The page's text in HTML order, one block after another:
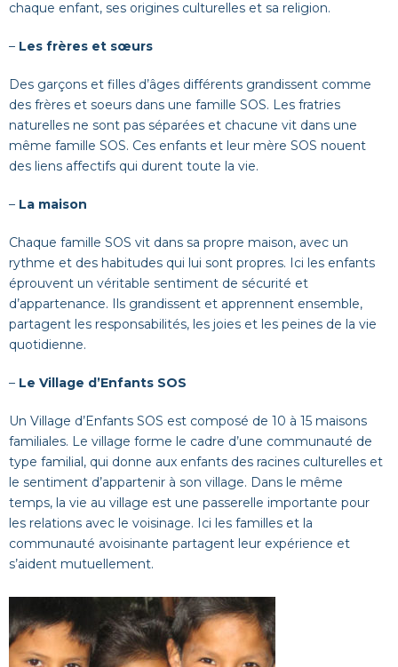
chaque enfant, ses origines culturelles et sa religion.
– Les frères et sœurs
Des garçons et filles d’âges différents grandissent comme
des frères et soeurs dans une famille SOS. Les fratries
naturelles ne sont pas séparées et chacune vit dans une
même famille SOS. Ces enfants et leur mère SOS nouent
des liens affectifs qui durent toute la vie.
– La maison
Chaque famille SOS vit dans sa propre maison, avec un
rythme et des habitudes qui lui sont propres. Ici les enfants
éprouvent un véritable sentiment de sécurité et
d’appartenance. Ils grandissent et apprennent ensemble,
partagent les responsabilités, les joies et les peines de la vie
quotidienne.
– Le Village d’Enfants SOS
Un Village d’Enfants SOS est composé de 10 à 15 maisons
familiales. Le village forme le cadre d’une communauté de
type familial, qui donne aux enfants des racines culturelles et
le sentiment d’appartenir à son village. Dans le même
temps, la vie au village est une passerelle importante pour
les relations avec le voisinage. Ici les familles et la
communauté avoisinante partagent leur expérience et
s’aident mutuellement.